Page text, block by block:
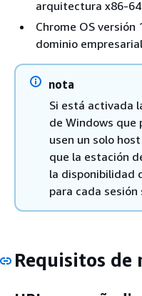
arquitectura x86-64
Chrome OS versión
dominio
nota
Si está activada
de Windows que
usen un solo
que la estación
la disponibilidad
para cada
Requisitos de